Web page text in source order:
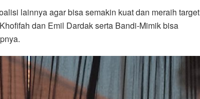
lainnya agar bisa semakin kuat dan meraih target
dan Emil Dardak serta Bandi-Mimik bisa